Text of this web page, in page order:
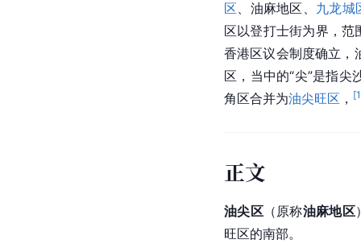
区 、油麻地区、 九龙城
区以登打士街为界，范
香港区议会制度确立，
区，当中的“尖”是指
角区合并为油尖旺区 ， [1
正文
油尖区（原称油麻地区
旺区的南部。